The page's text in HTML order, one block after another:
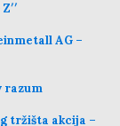
AG –
razum
tržišta akcija –